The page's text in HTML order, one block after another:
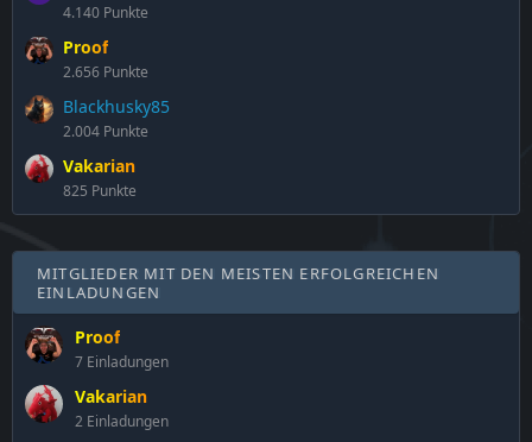
4.140 Punkte
Proof
2.656 Punkte
Blackhusky85
2.004 Punkte
Vakarian
825 Punkte
MITGLIEDER MIT DEN MEISTEN ERFOLGREICHEN
EINLADUNGEN
Proof
7 Einladungen
Vakarian
2 Einladungen